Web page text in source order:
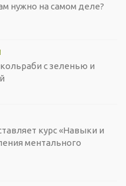
нужно на самом деле?
с зеленью и
курс «Навыки и
ментального